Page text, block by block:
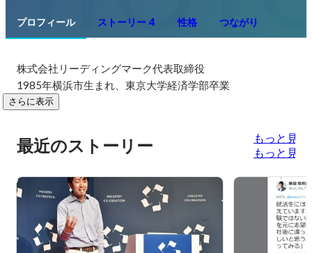
プロフィール ストーリー 4 性格 つながり
株式会社リーディングマーク代表取締役
1985年横浜市生まれ、東京大学経済学部卒業
さらに表示
最近のストーリー
もっと見る
もっと見る